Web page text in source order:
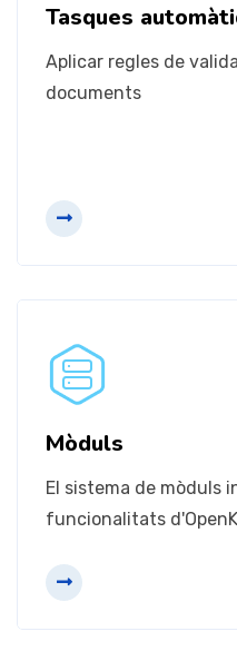
Tasques
Aplicar regles de
documents
Mòduls
El sistema de mòduls
funcionalitats
Mòduls
Hi ha un mòdul per a
Més informació
Proporcionem
Més informació